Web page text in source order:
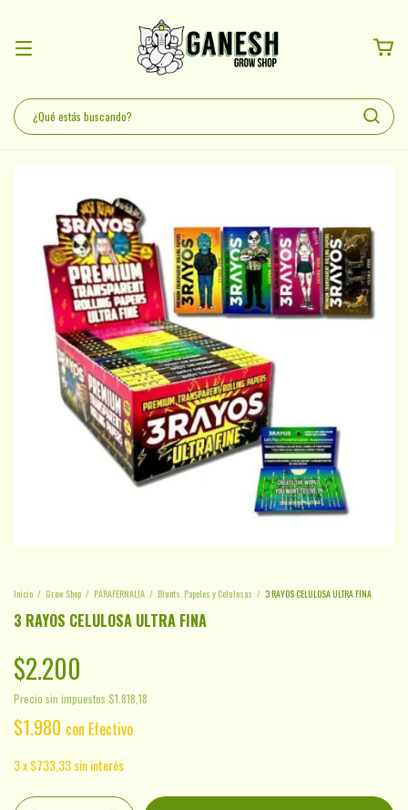
Inicio / Grow Shop / PARAFERNALIA / Blunts, Papeles y Celulosas / 3 RAYOS CELULOSA ULTRA FINA
3 RAYOS CELULOSA ULTRA FINA
$2.200
Precio sin impuestos $1.818,18
$1.980 con Efectivo
3x$733,33sin interés